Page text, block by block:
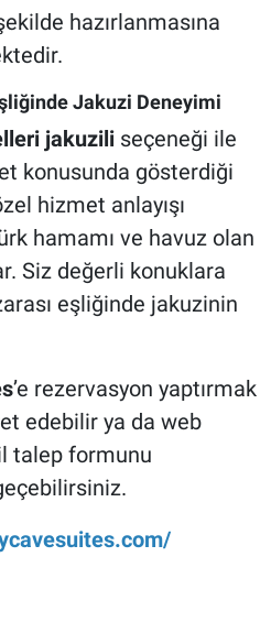
hazırlanmasına
Jakuzi Deneyimi
jakuziliseçeneği ile
konusunda gösterdiği
hizmet anlayışı
hamamı ve havuz olan
Siz değerli konuklara
eşliğinde jakuzinin
’e rezervasyon yaptırmak
edebilir ya da web
talep formunu